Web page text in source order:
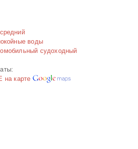
средний
воды
судоходный
на карте